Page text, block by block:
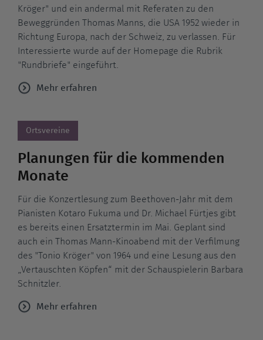
Kröger" und ein andermal mit Referaten zu den
Beweggründen Thomas Manns, die USA 1952 wieder in
Richtung Europa, nach der Schweiz, zu verlassen. Für
Interessierte wurde auf der Homepage die Rubrik
"Rundbriefe" eingeführt.
Mehr erfahren
Ortsvereine
Planungen für die kommenden
Monate
Für die Konzertlesung zum Beethoven-Jahr mit dem
Pianisten Kotaro Fukuma und Dr. Michael Fürtjes gibt
es bereits einen Ersatztermin im Mai. Geplant sind
auch ein Thomas Mann-Kinoabend mit der Verfilmung
des "Tonio Kröger" von 1964 und eine Lesung aus den
„Vertauschten Köpfen“ mit der Schauspielerin Barbara
Schnitzler.
Mehr erfahren